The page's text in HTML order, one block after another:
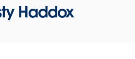
Haddox